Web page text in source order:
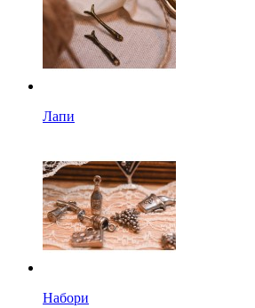
Лапи
Набори